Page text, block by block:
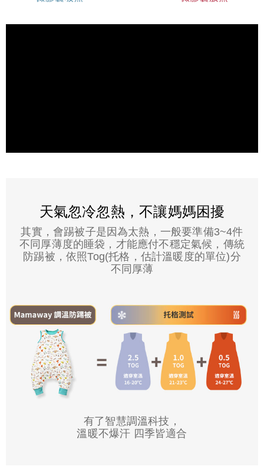
天氣忽冷忽熱，不讓媽媽困擾
其實，會踢被子是因為太熱，一般要準備3~4件
不同厚薄度的睡袋，才能應付不穩定氣候，傳統
防踢被，依照Tog(托格，估計溫暖度的單位)分
不同厚薄
有了智慧調溫科技，
溫暖不爆汗 四季皆適合